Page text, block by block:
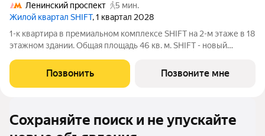
Ленинский проспект
5 мин.
Жилой квартал SHIFT, 1 квартал 2028
1-к квартира в премиальном комплексе SHIFT на 2-м этаже в 18
этажном здании. Общая площадь 46 кв. м. SHIFT - новый
районе, в 300 м от Нескучного сада. Главная особенность
проекта - 5 башен, в которых
Позвонить Позвоните мне
Сохраняйте поиск и не упускайте